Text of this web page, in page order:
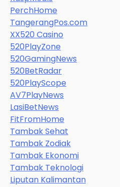
PerchHome
TangerangPos.com
XX520 Casino
520PlayZone
520GamingNews
520BetRadar
520PlayScope
AV7PlayNews
LasiBetNews
FitFromHome
Tambak Sehat
Tambak Zodiak
Tambak Ekonomi
Tambak Teknologi
Liputan Kalimantan